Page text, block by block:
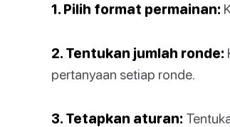
1. Pilih format permainan:
2. Tentukan jumlah ronde:
pertanyaan setiap ronde.
3. Tetapkan aturan: